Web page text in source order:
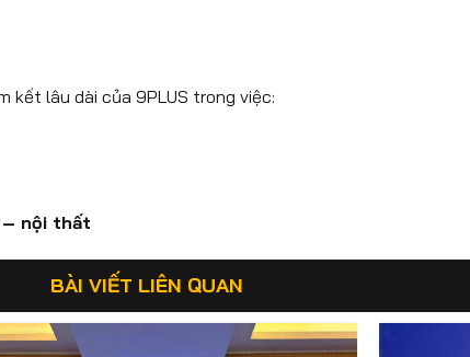
lâu dài của 9PLUS trong việc:
nội thất
BÀI VIẾT LIÊN QUAN